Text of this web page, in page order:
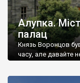
Алупка.
палац
Князь Воронцов
часу, але давайте